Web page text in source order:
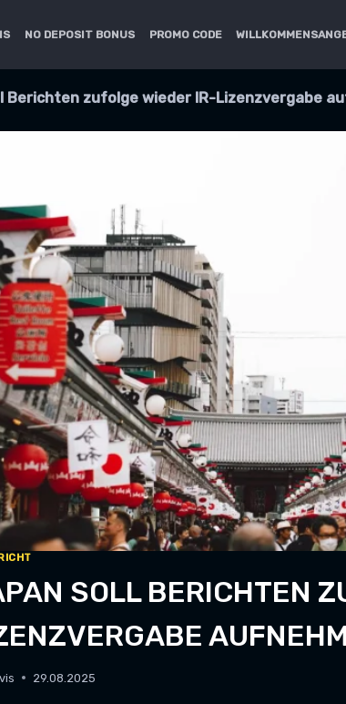
NO DEPOSIT BONUS PROMO CODE
Berichten zufolge wieder IR-Lizenzvergabe
SOLL BERICHTEN
29.08.2025